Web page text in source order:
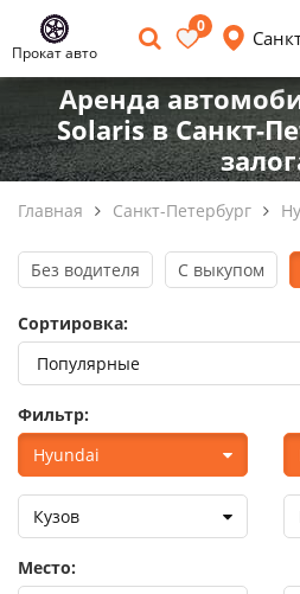
Прокат авто
0
Аренда
Solaris в Санкт-
Главная Санкт-Петербург
Без водителя С выкупом
Сортировка:
Фильтр:
Hyundai
Кузов
Место: